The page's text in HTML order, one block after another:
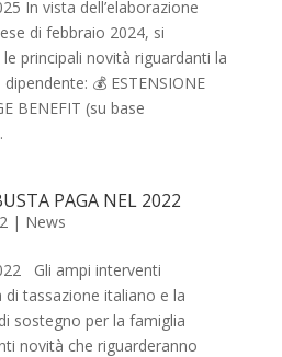
In vista dell’elaborazione
di febbraio 2024, si
principali novità riguardanti la
💰 ESTENSIONE
BENEFIT (su base
PAGA NEL 2022
| News
Gli ampi interventi
tassazione italiano e la
sostegno per la famiglia
novità che riguarderanno